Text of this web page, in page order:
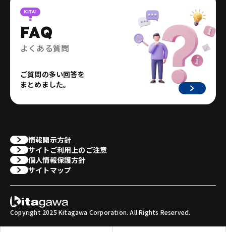
FAQ
よくある質問
ご質問の多い回答を
まとめました。
情報開示方針
サイトご利用上のご注意
個人情報保護方針
サイトマップ
Copyright 2025 Kitagawa Corporation. All Rights Reserved.